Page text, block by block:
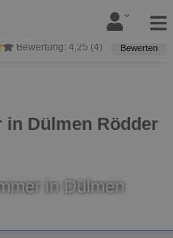
in Dülmen Rödder
Bewertung: 4,25 (4) Bewerten
in Dülmen